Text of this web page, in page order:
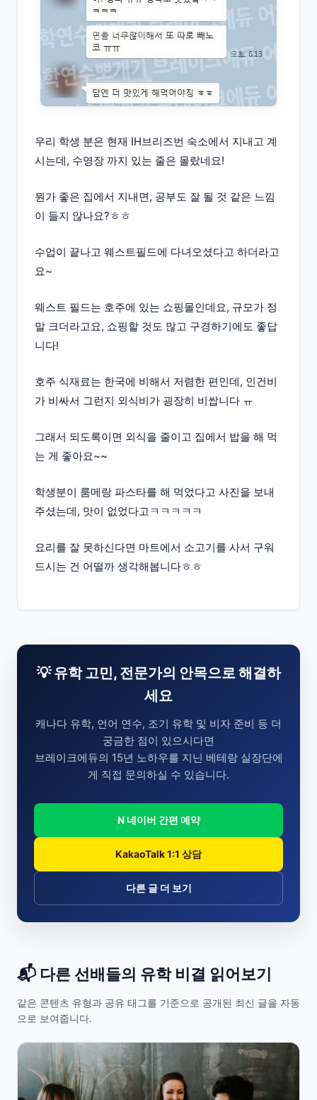
우리 학생 분은 현재 IH브리즈번 숙소에서 지내고 계
시는데, 수영장 까지 있는 줄은 몰랐네요!
뭔가 좋은 집에서 지내면, 공부도 잘 될 것 같은 느낌
이 들지 않나요?ㅎㅎ
수업이 끝나고 웨스트필드에 다녀오셨다고 하더라고
요~
웨스트 필드는 호주에 있는 쇼핑몰인데요, 규모가 정
말 크더라고요, 쇼핑할 것도 많고 구경하기에도 좋답
니다!
호주 식재료는 한국에 비해서 저렴한 편인데, 인건비
가 비싸서 그런지 외식비가 굉장히 비쌉니다 ㅠ
그래서 되도록이면 외식을 줄이고 집에서 밥을 해 먹
는 게 좋아요~~
학생분이 룸메랑 파스타를 해 먹었다고 사진을 보내
주셨는데, 맛이 없었다고ㅋㅋㅋㅋㅋ
요리를 잘 못하신다면 마트에서 소고기를 사서 구워
드시는 건 어떨까 생각해봅니다ㅎㅎ
💡 유학 고민, 전문가의 안목으로 해결하
세요
캐나다 유학, 언어 연수, 조기 유학 및 비자 준비 등 더
궁금한 점이 있으시다면
브레이크에듀의 15년 노하우를 지닌 베테랑 실장단에
게 직접 문의하실 수 있습니다.
N 네이버 간편 예약
KakaoTalk 1:1 상담
다른 글 더 보기
📬 다른 선배들의 유학 비결 읽어보기
같은 콘텐츠 유형과 공유 태그를 기준으로 공개된 최신 글을 자동
으로 보여줍니다.